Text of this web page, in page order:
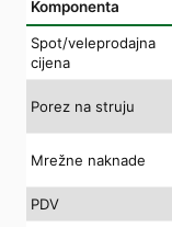
Komponenta
Spot/veleprodajna
cijena
Porez na struju
Mrežne naknade
PDV